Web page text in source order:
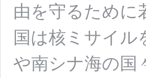
由を守るために
国は核ミサイル
や南シナ海の国